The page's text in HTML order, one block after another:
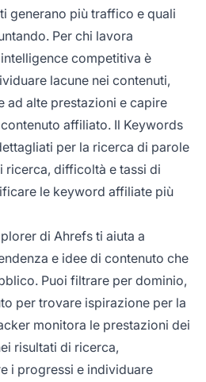
generano più traffico e quali
Per chi lavora
competitiva è
lacune nei contenuti,
ad alte prestazioni e capire
affiliato. Il Keywords
per la ricerca di parole
ricerca, difficoltà e tassi di
le keyword affiliate più
di Ahrefs ti aiuta a
e idee di contenuto che
Puoi filtrare per dominio,
per trovare ispirazione per la
monitora le prestazioni dei
risultati di ricerca,
i progressi e individuare